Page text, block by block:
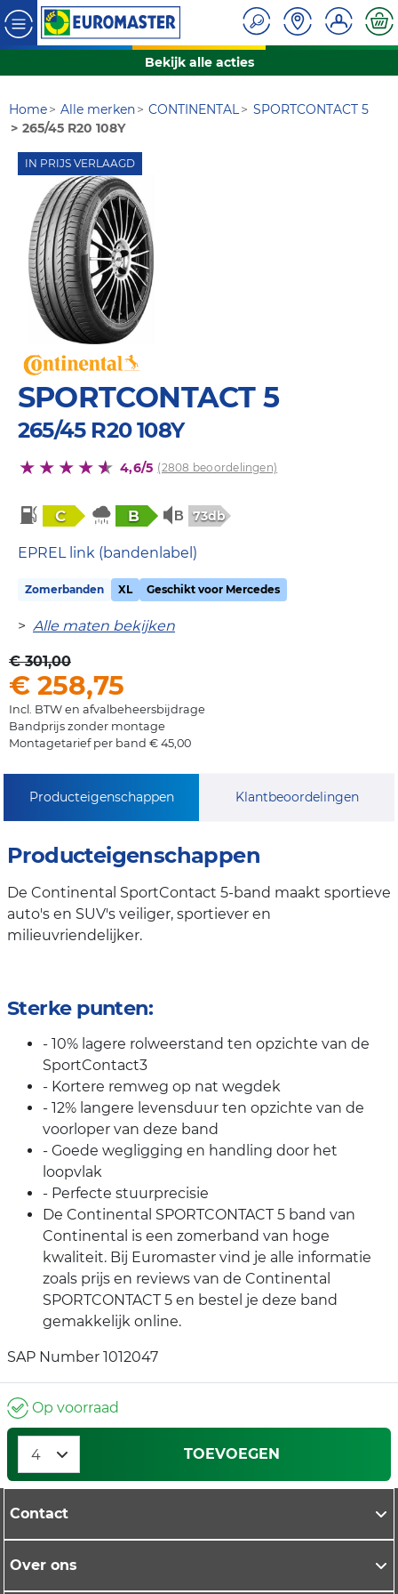
Bekijk alle acties
Home Alle merken CONTINENTAL
SPORTCONTACT 5
265/45 R20 108Y
IN PRIJS VERLAAGD
SPORTCONTACT 5
265/45 R20 108Y
4,6/5 (2808 beoordelingen)
C B 73db
EPREL link (bandenlabel)
Zomerbanden XL Geschikt voor Mercedes
> Alle maten bekijken
€ 301,00
€ 258,75
Incl. BTW en afvalbeheersbijdrage
Bandprijs zonder montage
Montagetarief per band € 45,00
Producteigenschappen Klantbeoordelingen
Producteigenschappen
De Continental SportContact 5-band maakt sportieve
auto's en SUV's veiliger, sportiever en
milieuvriendelijker.
Sterke punten:
- 10% lagere rolweerstand ten opzichte van de
SportContact3
- Kortere remweg op nat wegdek
- 12% langere levensduur ten opzichte van de
voorloper van deze band
- Goede wegligging en handling door het
loopvlak
- Perfecte stuurprecisie
De Continental SPORTCONTACT 5 band van
Continental is een zomerband van hoge
kwaliteit. Bij Euromaster vind je alle informatie
zoals prijs en reviews van de Continental
SPORTCONTACT 5 en bestel je deze band
gemakkelijk online.
SAP Number 1012047
Op voorraad
TOEVOEGEN
Contact
Over ons